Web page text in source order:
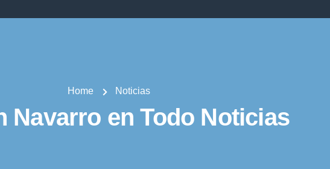
Home Noticias
Navarro en Todo Noticias